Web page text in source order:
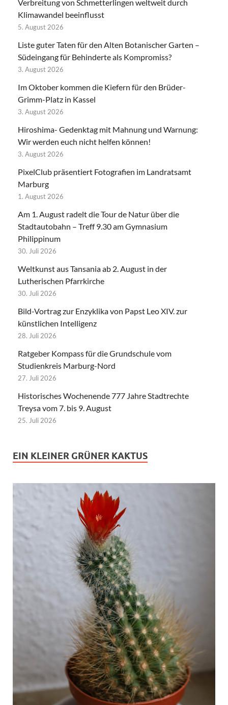
Verbreitung von Schmetterlingen weltweit durch
Klimawandel beeinflusst
5. August 2026
Liste guter Taten für den Alten Botanischer Garten –
Südeingang für Behinderte als Kompromiss?
3. August 2026
Im Oktober kommen die Kiefern für den Brüder-
Grimm-Platz in Kassel
3. August 2026
Hiroshima- Gedenktag mit Mahnung und Warnung:
Wir werden euch nicht helfen können!
3. August 2026
PixelClub präsentiert Fotografien im Landratsamt
Marburg
1. August 2026
Am 1. August radelt die Tour de Natur über die
Stadtautobahn – Treff 9.30 am Gymnasium
Philippinum
30. Juli 2026
Weltkunst aus Tansania ab 2. August in der
Lutherischen Pfarrkirche
30. Juli 2026
Bild-Vortrag zur Enzyklika von Papst Leo XIV. zur
künstlichen Intelligenz
28. Juli 2026
Ratgeber Kompass für die Grundschule vom
Studienkreis Marburg-Nord
27. Juli 2026
Historisches Wochenende 777 Jahre Stadtrechte
Treysa vom 7. bis 9. August
25. Juli 2026
EIN KLEINER GRÜNER KAKTUS